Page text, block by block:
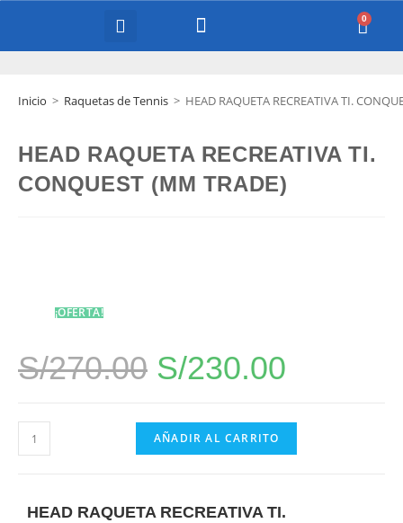
Inicio > Raquetas de Tennis > HEAD RAQUETA RECREATIVA TI.
HEAD RAQUETA RECREATIVA TI.
CONQUEST (MM TRADE)
¡OFERTA!
S/270.00 S/230.00
AÑADIR AL CARRITO
HEAD RAQUETA RECREATIVA TI.